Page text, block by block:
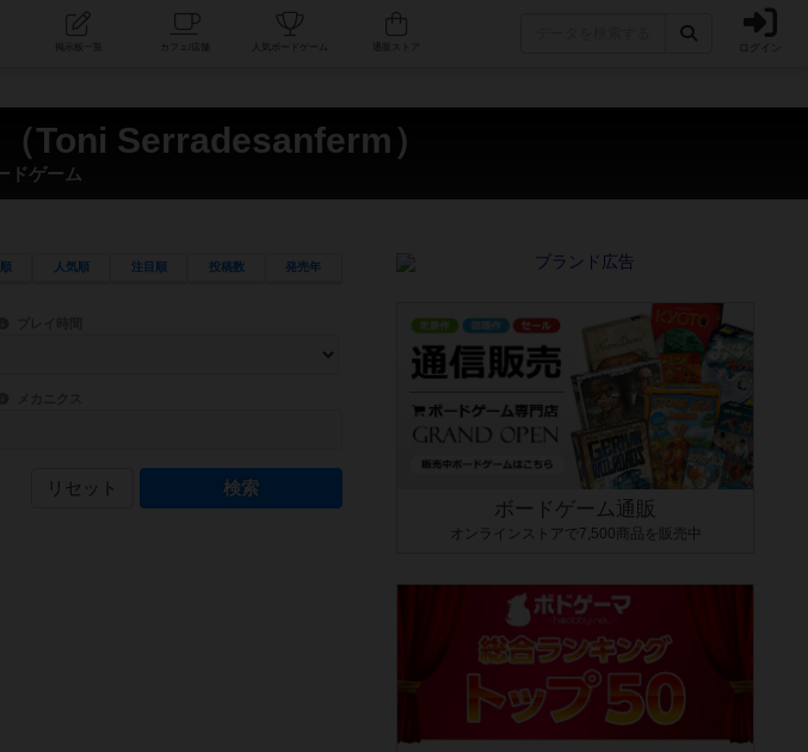
コミュニティ 人気ボードゲーム ログイン
Toni Serradesanferm）
ドゲーム
人気順 注目順 投稿数 発売年
目安となる所要時間を指定することができます。マニュアルを読む時間や参加者へのルール説明時間は含まれていないため、初めて
できます。直感的にゲームシステムを理解できるよう、中世ファンタジー・クッキング・海賊同士の対決など、ゲームコンセプトを絞
ゲーム性を構成するコアシステムです。主にボードゲームに慣れている方向けの絞込機能です。例えば「ダイスロール」はランダ
リセット
ボードゲーム通販
オンラインストアで7,500商品を販売中